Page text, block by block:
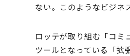
ない。このようなビジネ
ロッテが取り組む「コミ
ツールとなっている「拡